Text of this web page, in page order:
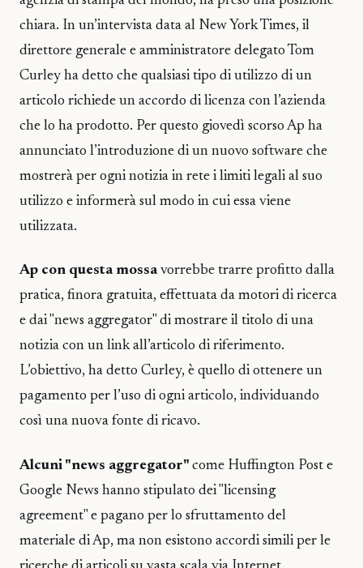
chiara. In un’intervista data al New York Times, il
direttore generale e amministratore delegato Tom
Curley ha detto che qualsiasi tipo di utilizzo di un
articolo richiede un accordo di licenza con l’azienda
che lo ha prodotto. Per questo giovedì scorso Ap ha
annunciato l’introduzione di un nuovo software che
mostrerà per ogni notizia in rete i limiti legali al suo
utilizzo e informerà sul modo in cui essa viene
utilizzata.
Ap con questa mossavorrebbe trarre profitto dalla
pratica, finora gratuita, effettuata da motori di ricerca
e dai "news aggregator" di mostrare il titolo di una
notizia con un link all’articolo di riferimento.
L’obiettivo, ha detto Curley, è quello di ottenere un
pagamento per l’uso di ogni articolo, individuando
così una nuova fonte di ricavo.
Alcuni "news aggregator" come Huffington Post e
Google News hanno stipulato dei "licensing
agreement" e pagano per lo sfruttamento del
materiale di Ap, ma non esistono accordi simili per le